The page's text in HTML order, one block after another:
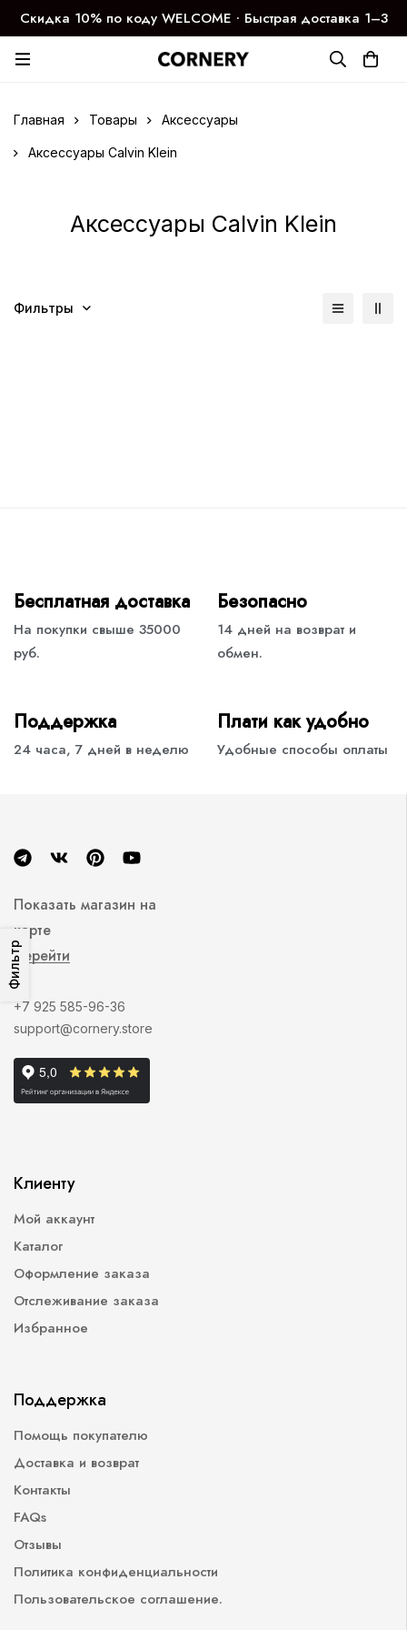
Скидка 10% по коду WELCOME ∙ Быстрая доставка 1–3
дня
Главная Товары Аксессуары
Аксессуары Calvin Klein
Аксессуары Calvin Klein
Фильтр
Фильтры
Бесплатная доставка
На покупки свыше 35000
руб.
Безопасно
14 дней на возврат и
обмен.
Поддержка
24 часа, 7 дней в неделю
Плати как удобно
Удобные способы оплаты
Показать магазин на
карте
Перейти
+7 925 585-96-36
support@cornery.store
Клиенту
Мой аккаунт
Каталог
Оформление заказа
Отслеживание заказа
Избранное
Поддержка
Помощь покупателю
Доставка и возврат
Контакты
FAQs
Отзывы
Политика конфиденциальности
Пользовательское соглашение.